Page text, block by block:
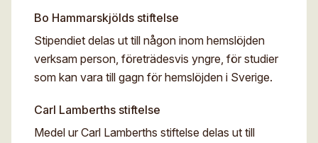
Bo Hammarskjölds stiftelse
Stipendiet delas ut till någon inom hemslöjden
verksam person, företrädesvis yngre, för studier
som kan vara till gagn för hemslöjden i Sverige.
Carl Lamberths stiftelse
Medel ur Carl Lamberths stiftelse delas ut till